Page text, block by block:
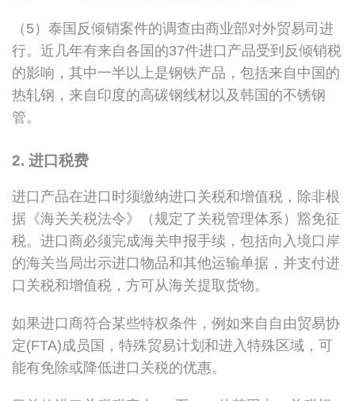
（5）泰国反倾销案件的调查由商业部对外贸易司进
行。近几年有来自各国的37件进口产品受到反倾销税
的影响，其中一半以上是钢铁产品，包括来自中国的
热轧钢，来自印度的高碳钢线材以及韩国的不锈钢
管。
2. 进口税费
进口产品在进口时须缴纳进口关税和增值税，除非根
据《海关关税法令》（规定了关税管理体系）豁免征
税。进口商必须完成海关申报手续，包括向入境口岸
的海关当局出示进口物品和其他运输单据，并支付进
口关税和增值税，方可从海关提取货物。
如果进口商符合某些特权条件，例如来自自由贸易协
定(FTA)成员国，特殊贸易计划和进入特殊区域，可
能有免除或降低进口关税的优惠。